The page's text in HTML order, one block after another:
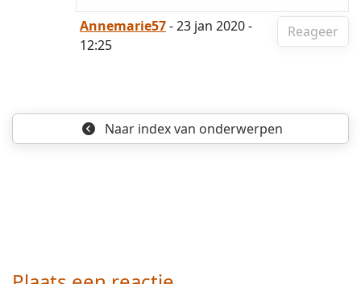
Reageer
Annemarie57- 23 jan 2020 -
12:25
Naar indexvan onderwerpen